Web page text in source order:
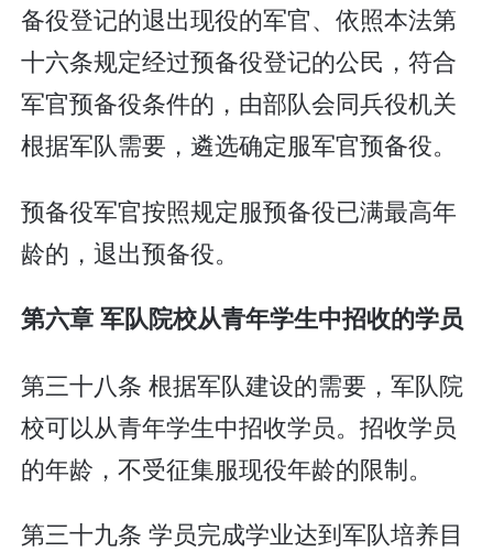
备役登记的退出现役的军官、依照本法第
十六条规定经过预备役登记的公民，符合
军官预备役条件的，由部队会同兵役机关
根据军队需要，遴选确定服军官预备役。
预备役军官按照规定服预备役已满最高年
龄的，退出预备役。
第六章 军队院校从青年学生中招收的学员
第三十八条 根据军队建设的需要，军队院
校可以从青年学生中招收学员。招收学员
的年龄，不受征集服现役年龄的限制。
第三十九条 学员完成学业达到军队培养目